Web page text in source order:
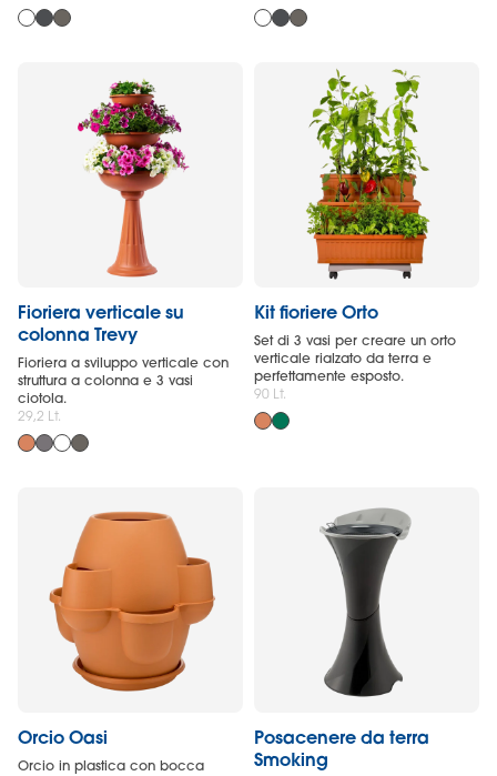
Fioriera verticale su
colonna Trevy
Fioriera a sviluppo verticale con
struttura a colonna e 3 vasi
ciotola.
29,2 Lt.
Kit fioriere Orto
Set di 3 vasi per creare un orto
verticale rialzato da terra e
perfettamente esposto.
90 Lt.
Orcio Oasi
Orcio in plastica con bocca
Posacenere da terra
Smoking